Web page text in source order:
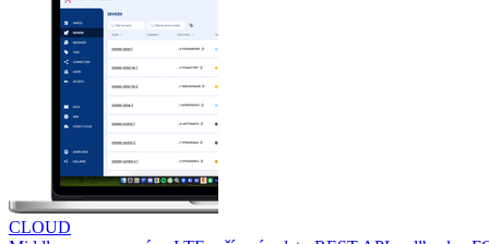
CLOUD